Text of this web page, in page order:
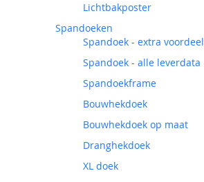
Lichtbakposter
Spandoeken
Spandoek - extra voordeel
Spandoek - alle leverdata
Spandoekframe
Bouwhekdoek
Bouwhekdoek op maat
Dranghekdoek
XL doek